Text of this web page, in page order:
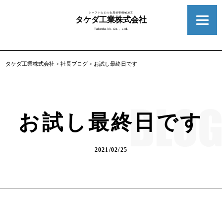
シャフトなどの金属精密機械加工
タケダ工業株式会社
Takeda-kk.Co., Ltd.
タケダ工業株式会社 >社長ブログ > お試し最終日です
お試し最終日です
2021/02/25